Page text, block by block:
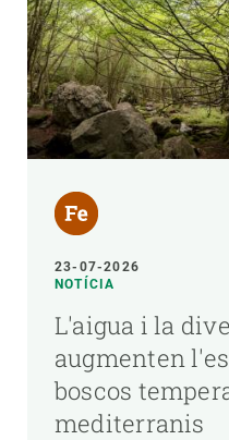
23-07-2026
NOTÍCIA
L'aigua i la
augmenten
boscos
mediterranis